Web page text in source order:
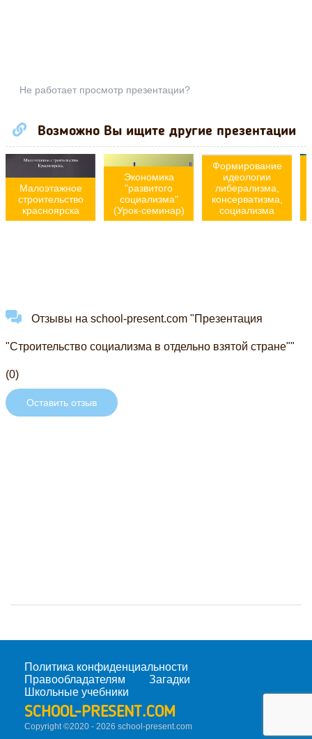
Не работает просмотр презентации?
Возможно Вы ищите другие презентации
Малоэтажное
строительство
красноярска
Экономика
"развитого
социализма"
(Урок-семинар)
Формирование
идеологии
либерализма,
консерватизма,
социализма
Отзывы на school-present.com "Презентация
"Строительство социализма в отдельно взятой стране""
(0)
Оставить отзыв
SCHOOL-PRESENT.COM
Copyright ©2020 - 2026 school-present. com
Политика конфиденциальности
Правообладателям
Загадки
Школьные учебники